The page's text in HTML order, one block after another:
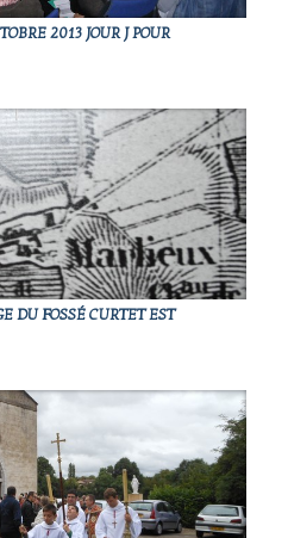
2013 JOUR J POUR
DU FOSSÉ CURTET EST